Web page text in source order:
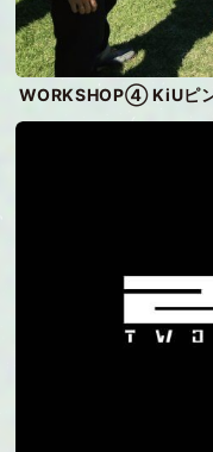
WORKSHOP④ KiUピ